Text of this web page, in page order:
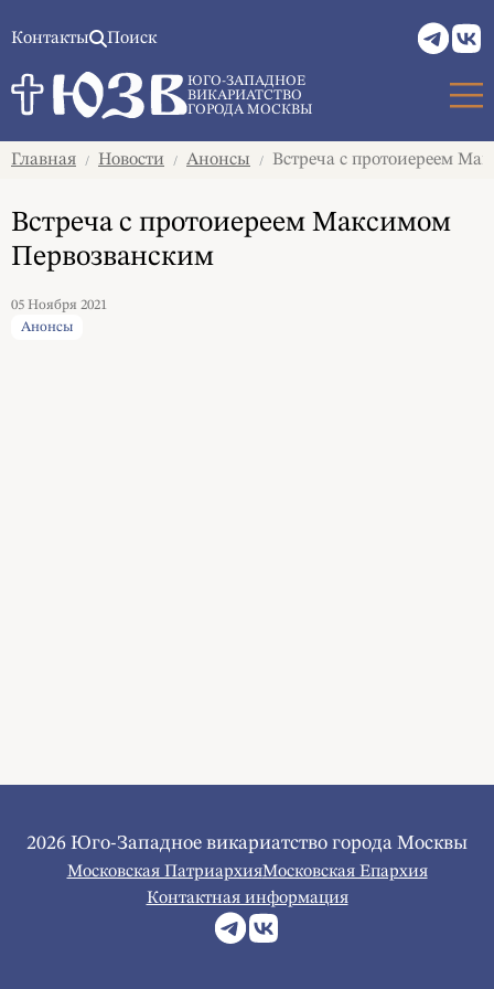
Контакты Поиск
ЮГО-ЗАПАДНОЕ
ВИКАРИАТСТВО
ГОРОДА МОСКВЫ
Главная / Новости / Анонсы / Встреча с протоиереем
Встреча с протоиереем Максимом
Первозванским
05 Ноября 2021
Анонсы
2026 Юго-Западное викариатство города Москвы
Московская ПатриархияМосковская Епархия
Контактная информация